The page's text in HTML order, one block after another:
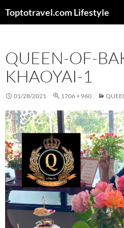
Toptotravel.com Lifestyle
QUEEN-OF-
KHAOYAI-1
01/28/2021 1706 × 960